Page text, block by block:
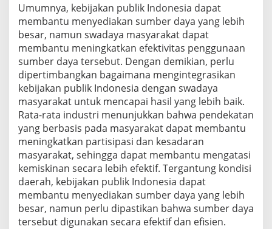
Umumnya, kebijakan publik Indonesia dapat
membantu menyediakan sumber daya yang lebih
besar, namun swadaya masyarakat dapat
membantu meningkatkan efektivitas penggunaan
sumber daya tersebut. Dengan demikian, perlu
dipertimbangkan bagaimana mengintegrasikan
kebijakan publik Indonesia dengan swadaya
masyarakat untuk mencapai hasil yang lebih baik.
Rata-rata industri menunjukkan bahwa pendekatan
yang berbasis pada masyarakat dapat membantu
meningkatkan partisipasi dan kesadaran
masyarakat, sehingga dapat membantu mengatasi
kemiskinan secara lebih efektif. Tergantung kondisi
daerah, kebijakan publik Indonesia dapat
membantu menyediakan sumber daya yang lebih
besar, namun perlu dipastikan bahwa sumber daya
tersebut digunakan secara efektif dan efisien.